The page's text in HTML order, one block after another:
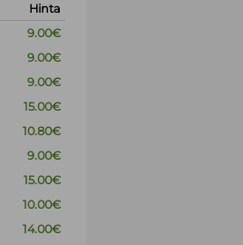
Hinta
9.00€
9.00€
9.00€
15.00€
10.80€
9.00€
15.00€
10.00€
14.00€